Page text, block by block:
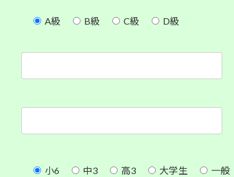
A級 B級 C級 D級
小6 中3 高3 大学生 一般